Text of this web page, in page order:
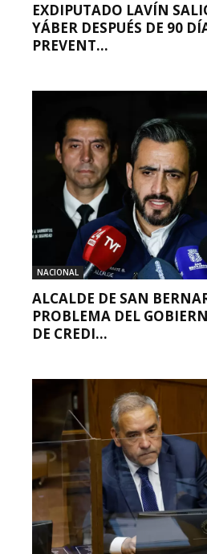
EXDIPUTADO LAVÍN
YÁBER DESPUÉS DE 90
PREVENT...
NACIONAL
ALCALDE DE SAN
PROBLEMA DEL
DE CREDI...